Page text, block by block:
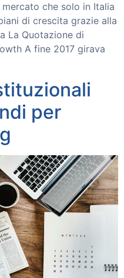
che solo in Italia
di crescita grazie alla
La Quotazione di
A fine 2017 girava
per